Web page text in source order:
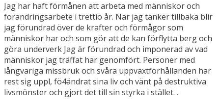
Jag har haft förmånen att arbeta med människor och
förändringsarbete i trettio år. När jag tänker tillbaka blir
jag förundrad över de krafter och förmågor som
människor har och som gör att de kan förflytta berg och
göra underverk Jag är förundrad och imponerad av vad
människor jag träffat har genomfört. Personer med
långvariga missbruk och svåra uppväxtförhållanden har
rest sig uppl, fö4ändrat sina liv och vänt på destruktiva
livsmönster och gjort det till sin styrka i stället. .